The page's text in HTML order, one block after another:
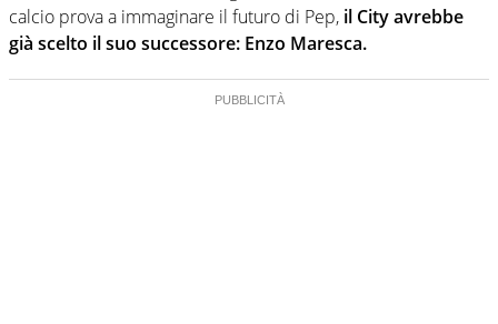
calcio prova a immaginare il futuro di Pep, il City avrebbe
già scelto il suo successore: Enzo Maresca.